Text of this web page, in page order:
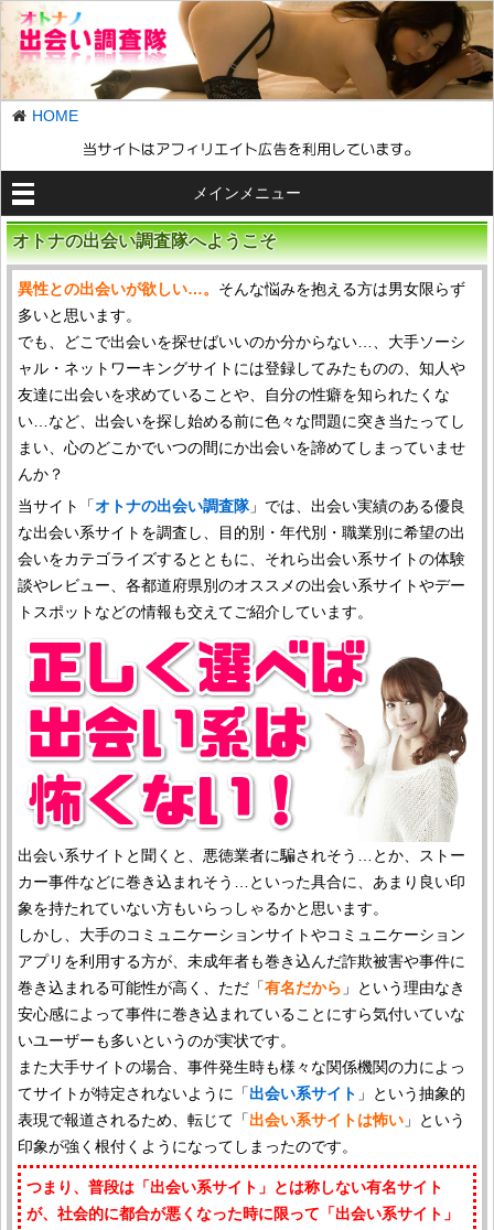
HOME
メインメニュー
オトナの出会い調査隊へようこそ
異性との出会いが欲しい…。 そんな悩みを抱える方は男女限らず
多いと思います。
でも、どこで出会いを探せばいいのか分からない…、大手ソーシ
ャル・ネットワーキングサイトには登録してみたものの、知人や
友達に出会いを求めていることや、自分の性癖を知られたくな
い…など、出会いを探し始める前に色々な問題に突き当たってし
まい、心のどこかでいつの間にか出会いを諦めてしまっていませ
んか？
当サイト「オトナの出会い調査隊」では、出会い実績のある優良
な出会い系サイトを調査し、目的別・年代別・職業別に希望の出
会いをカテゴライズするとともに、それら出会い系サイトの体験
談やレビュー、各都道府県別のオススメの出会い系サイトやデー
トスポットなどの情報も交えてご紹介しています。
出会い系サイトと聞くと、悪徳業者に騙されそう…とか、ストー
カー事件などに巻き込まれそう…といった具合に、あまり良い印
象を持たれていない方もいらっしゃるかと思います。
しかし、大手のコミュニケーションサイトやコミュニケーション
アプリを利用する方が、未成年者も巻き込んだ詐欺被害や事件に
巻き込まれる可能性が高く、ただ「有名だから 」という理由なき
安心感によって事件に巻き込まれていることにすら気付いていな
いユーザーも多いというのが実状です。
また大手サイトの場合、事件発生時も様々な関係機関の力によっ
てサイトが特定されないように「出会い系サイト 」という抽象的
表現で報道されるため、転じて「出会い系サイトは怖い 」という
印象が強く根付くようになってしまったのです。
つまり、普段は「出会い系サイト」とは称しない有名サイト
が、社会的に都合が悪くなった時に限って「出会い系サイト」